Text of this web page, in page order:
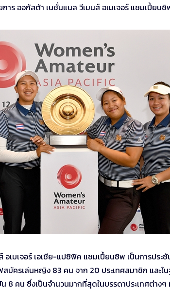
าร ออกัสต้า เนชั่นแนล วีเมนส์ อเมเจอร์ แชมเปี้ยนชิ
อเมเจอร์ เอเชีย-แปซิฟิค แชมเปี้ยนชิพ เป็นการป
รเล่นหญิง 83 คน จาก 20 ประเทศสมาชิก และใน
8 คน ซึ่งเป็นจำนวนมากที่สุดในบรรดาประเทศต่าง